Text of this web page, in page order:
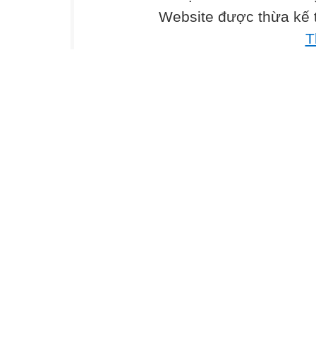
Website được thừa